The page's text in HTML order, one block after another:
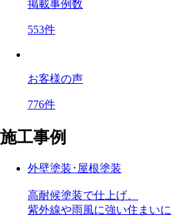
掲載事例数
553件
お客様の声
776件
施工事例
外壁塗装･屋根塗装
高耐候塗装で仕上げ、
紫外線や雨風に強い住まいに